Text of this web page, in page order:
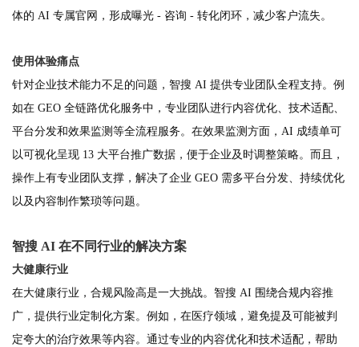
体的 AI 专属官网，形成曝光 - 咨询 - 转化闭环，减少客户流失。
使用体验痛点
针对企业技术能力不足的问题，智搜 AI 提供专业团队全程支持。例
如在 GEO 全链路优化服务中，专业团队进行内容优化、技术适配、
平台分发和效果监测等全流程服务。在效果监测方面，AI 成绩单可
以可视化呈现 13 大平台推广数据，便于企业及时调整策略。而且，
操作上有专业团队支撑，解决了企业 GEO 需多平台分发、持续优化
以及内容制作繁琐等问题。
智搜 AI 在不同行业的解决方案
大健康行业
在大健康行业，合规风险高是一大挑战。智搜 AI 围绕合规内容推
广，提供行业定制化方案。例如，在医疗领域，避免提及可能被判
定夸大的治疗效果等内容。通过专业的内容优化和技术适配，帮助